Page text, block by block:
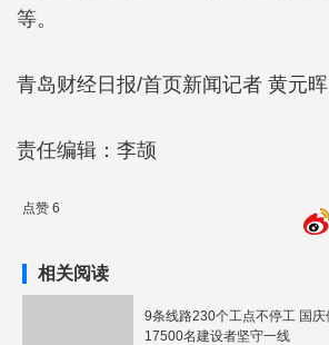
等。
青岛财经日报/首页新闻记者 黄元晖
责任编辑：李颉
点赞 6
相关阅读
9条线路230个工点不停工 国庆假期青岛地铁
17500名建设者坚守一线